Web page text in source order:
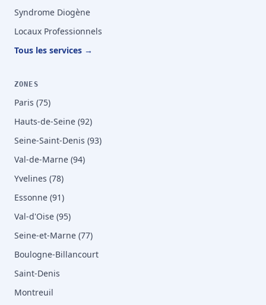
Syndrome Diogène
Locaux Professionnels
Tous les services →
ZONES
Paris (75)
Hauts-de-Seine (92)
Seine-Saint-Denis (93)
Val-de-Marne (94)
Yvelines (78)
Essonne (91)
Val-d'Oise (95)
Seine-et-Marne (77)
Boulogne-Billancourt
Saint-Denis
Montreuil